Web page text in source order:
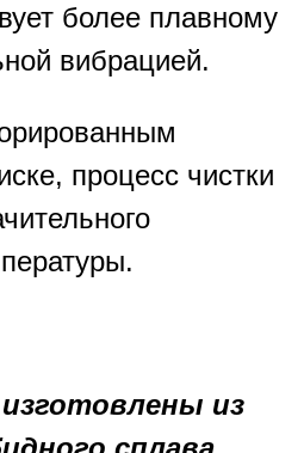
более плавному
вибрацией.
процесс чистки
из